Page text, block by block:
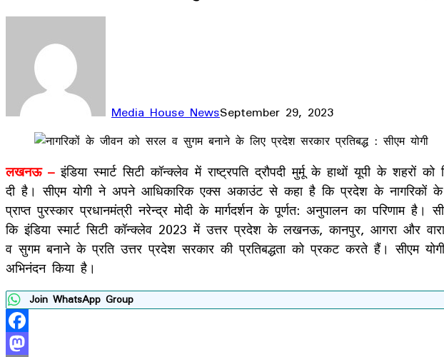
Media House NewsSeptember 29, 2023
Facebook
LinkedIn
WhatsApp
Telegram
लखनऊ – इंडिया स्मार्ट सिटी कॉन्क्लेव में राष्ट्रपति द्रौपदी मुर्मू के हाथों यूपी के
दी है। सीएम योगी ने अपने आधिकारिक एक्स अकाउंट से कहा है कि प्रदेश के नागरिकों
प्राप्त पुरस्कार प्रधानमंत्री नरेन्द्र मोदी के मार्गदर्शन के पूर्णत: अनुपालन का परिणाम
कि इंडिया स्मार्ट सिटी कॉन्क्लेव 2023 में उत्तर प्रदेश के लखनऊ, कानपुर, आगरा और
व सुगम बनाने के प्रति उत्तर प्रदेश सरकार की प्रतिबद्धता को प्रकट करते हैं। सीएम
अभिनंदन किया है।
Join WhatsApp Group
Facebook